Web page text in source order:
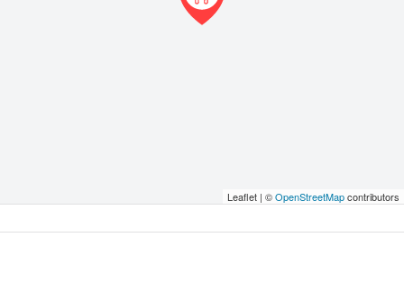
Leaflet | ©OpenStreetMapcontributors